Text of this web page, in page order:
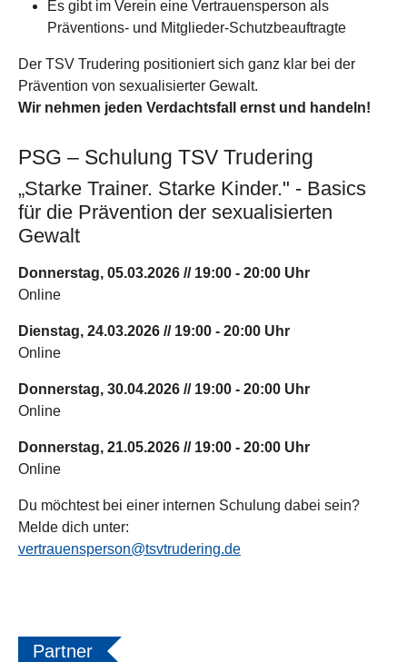
Es gibt im Verein eine Vertrauensperson als
Präventions- und Mitglieder-Schutzbeauftragte
Der TSV Trudering positioniert sich ganz klar bei der
Prävention von sexualisierter Gewalt.
Wir nehmen jeden Verdachtsfall ernst und handeln!
PSG – Schulung TSV Trudering
„Starke Trainer. Starke Kinder." - Basics
für die Prävention der sexualisierten
Gewalt
Donnerstag, 05.03.2026 // 19:00 - 20:00 Uhr
Online
Dienstag, 24.03.2026 // 19:00 - 20:00 Uhr
Online
Donnerstag, 30.04.2026 // 19:00 - 20:00 Uhr
Online
Donnerstag, 21.05.2026 // 19:00 - 20:00 Uhr
Online
Du möchtest bei einer internen Schulung dabei sein?
Melde dich unter:
vertrauensperson@tsvtrudering.de
Partner